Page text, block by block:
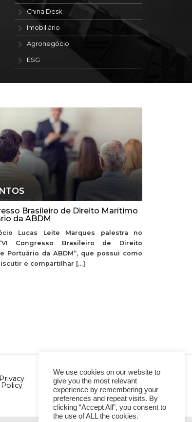
China Desk
Imobiliário
Agronegócio
ESG
Brasileiro de Direito Marítimo
da ABDM
Lucas Leite Marques palestra no
Congresso Brasileiro de Direito
Portuário da ABDM”, que possui como
e compartilhar […]
Privacy
Policy
We use cookies on our website to
give you the most relevant
experience by remembering your
preferences and repeat visits. By
clicking “Accept All”, you consent to
the use of ALL the cookies.